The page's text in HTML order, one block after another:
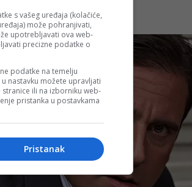
s vašeg uređaja (kolačiće,
može pohranjivati,
upotrebljavati ova web-
precizne podatke o
podatke na temelju
nastavku možete upravljati
ili na izborniku web-
pristanka u postavkama
Pristanak